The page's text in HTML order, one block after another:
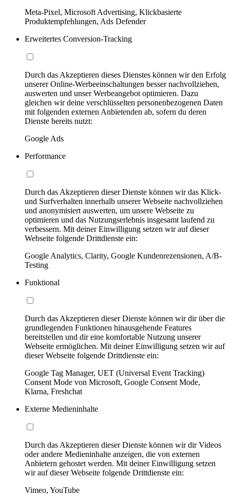
Meta-Pixel, Microsoft Advertising, Klickbasierte
Produktempfehlungen, Ads Defender
Erweitertes Conversion-Tracking
Durch das Akzeptieren dieses Dienstes können wir den Erfolg
unserer Online-Werbeeinschaltungen besser nachvollziehen,
auswerten und unser Werbeangebot optimieren. Dazu
gleichen wir deine verschlüsselten personenbezogenen Daten
mit folgenden externen Anbietenden ab, sofern du deren
Dienste bereits nutzt:
Google Ads
Performance
Durch das Akzeptieren dieser Dienste können wir das Klick-
und Surfverhalten innerhalb unserer Webseite nachvollziehen
und anonymisiert auswerten, um unsere Webseite zu
optimieren und das Nutzungserlebnis insgesamt laufend zu
verbessern. Mit deiner Einwilligung setzen wir auf dieser
Webseite folgende Drittdienste ein:
Google Analytics, Clarity, Google Kundenrezensionen, A/B-
Testing
Funktional
Durch das Akzeptieren dieser Dienste können wir dir über die
grundlegenden Funktionen hinausgehende Features
bereitstellen und dir eine komfortable Nutzung unserer
Webseite ermöglichen. Mit deiner Einwilligung setzen wir auf
dieser Webseite folgende Drittdienste ein:
Google Tag Manager, UET (Universal Event Tracking)
Consent Mode von Microsoft, Google Consent Mode,
Klarna, Freshchat
Externe Medieninhalte
Durch das Akzeptieren dieser Dienste können wir dir Videos
oder andere Medieninhalte anzeigen, die von externen
Anbietern gehostet werden. Mit deiner Einwilligung setzen
wir auf dieser Webseite folgende Drittdienste ein:
Vimeo, YouTube